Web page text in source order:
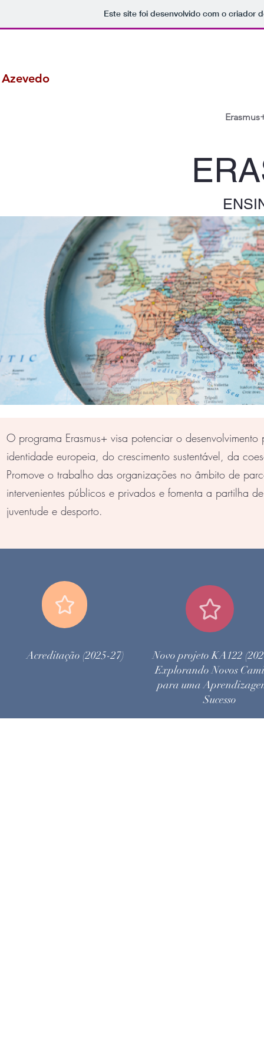
Este site foi desenvolvido com o criador
O programa Erasmus+ visa potenciar o
identidade europeia, do crescimento sustentável, da
Promove o trabalho das organizações no âmbito de
intervenientes públicos e privados e fomenta a partilha
juventude e desporto.
Acreditação (2025-27)
Novo projeto KA122
Explorando Novos
para uma
Sucesso